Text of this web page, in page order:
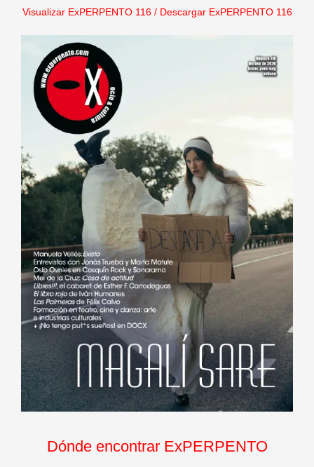
Visualizar ExPERPENTO 116/ Descargar ExPERPENTO 116
Dónde encontrar ExPERPENTO